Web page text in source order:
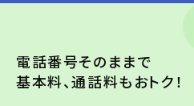
電話番号そのままで
基本料、通話料もおトク！